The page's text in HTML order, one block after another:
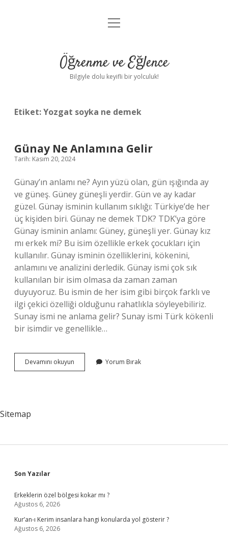
Anasayfa
Yasal Uyarı
menüyü
Öğrenme ve Eğlence
Bilgiyle dolu keyifli bir yolculuk!
Etiket:Yozgat soyka ne demek
Günay Ne Anlamına Gelir
Tarih: Kasım 20, 2024
Günay’ın anlamı ne? Ayın yüzü olan, gün ışığında ay
ve güneş. Güney güneşli yerdir. Gün ve ay kadar
güzel. Günay isminin kullanım sıklığı: Türkiye’de her
üç kişiden biri. Günay ne demek TDK? TDK’ya göre
Günay isminin anlamı: Güney, güneşli yer. Günay kız
mı erkek mi? Bu isim özellikle erkek çocukları için
kullanılır. Günay isminin özelliklerini, kökenini,
anlamını ve analizini derledik. Günay ismi çok sık
kullanılan bir isim olmasa da zaman zaman
duyuyoruz. Bu ismin de her isim gibi birçok farklı ve
ilgi çekici özelliği olduğunu rahatlıkla söyleyebiliriz.
Sunay ismi ne anlama gelir? Sunay ismi Türk kökenli
bir isimdir ve genellikle…
Devamını okuyun
Ne
Yorum Bırak
Sitemap
Sidebar
Son Yazılar
Erkeklerin özel bölgesi kokar mı ?
Ağustos 6, 2026
Kur’an-ı Kerim insanlara hangi konularda yol gösterir ?
Ağustos 6, 2026